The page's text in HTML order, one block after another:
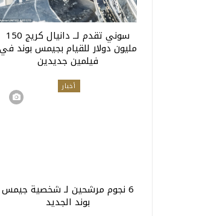
سوني تقدم لــ دانيال كريج 150
مليون دولار للقيام بجيمس بوند في
فيلمين جديدين
أخبار
6 نجوم مرشحين لـ شخصية جيمس
بوند الجديد